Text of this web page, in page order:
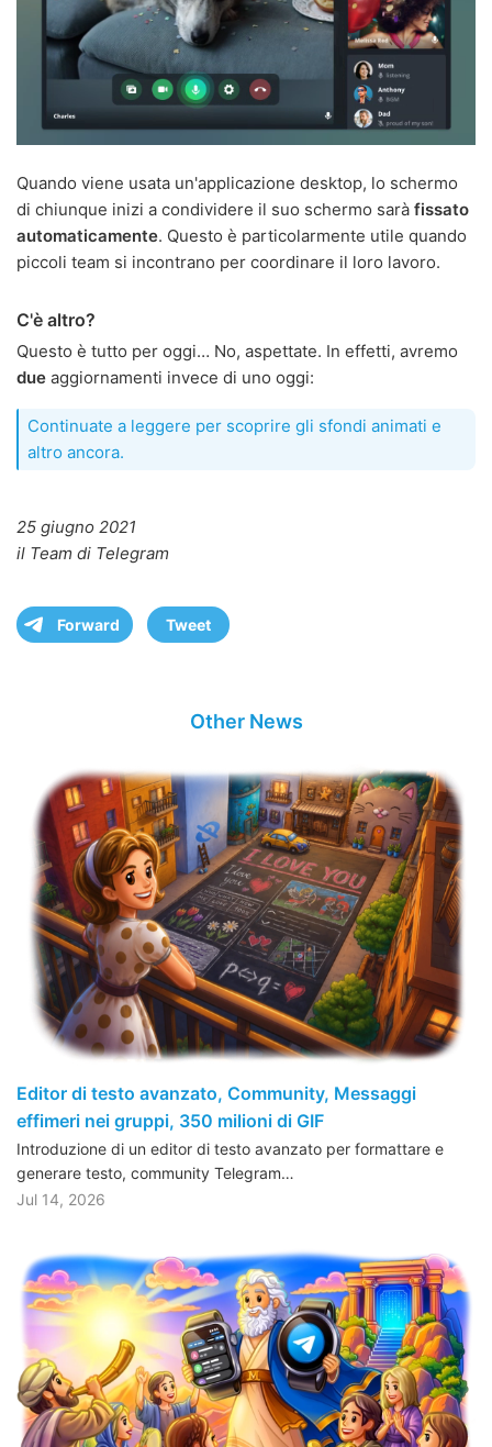
Quando viene usata un'applicazione desktop, lo schermo
di chiunque inizi a condividere il suo schermo sarà fissato
automaticamente. Questo è particolarmente utile quando
piccoli team si incontrano per coordinare il loro lavoro.
C'è altro?
Questo è tutto per oggi… No, aspettate. In effetti, avremo
due aggiornamenti invece di uno oggi:
Continuate a leggere per scoprire gli sfondi animati e
altro ancora.
25 giugno 2021
il Team di Telegram
Forward Tweet
Other News
Editor di testo avanzato, Community, Messaggi
effimeri nei gruppi, 350 milioni di GIF
Introduzione di un editor di testo avanzato per formattare e
generare testo, community Telegram…
Jul 14, 2026